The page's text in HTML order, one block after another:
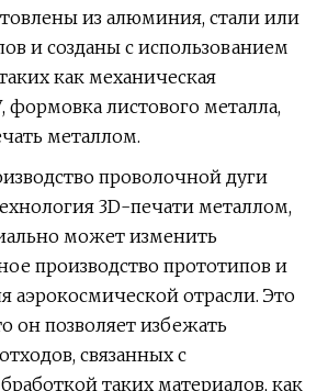
из алюминия, стали или
и созданы с использованием
как механическая
формовка листового металла,
металлом.
проволочной дуги
3D-печати металлом,
может изменить
производство прототипов и
аэрокосмической отрасли. Это
он позволяет избежать
связанных с
таких материалов, как